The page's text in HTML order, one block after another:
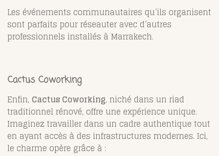
Les événements communautaires qu’ils organisent
sont parfaits pour réseauter avec d’autres
professionnels installés à Marrakech.
Cactus Coworking
Enfin, Cactus Coworking, niché dans un riad
traditionnel rénové, offre une expérience unique.
Imaginez travailler dans un cadre authentique tout
en ayant accès à des infrastructures modernes. Ici,
le charme opère grâce à :